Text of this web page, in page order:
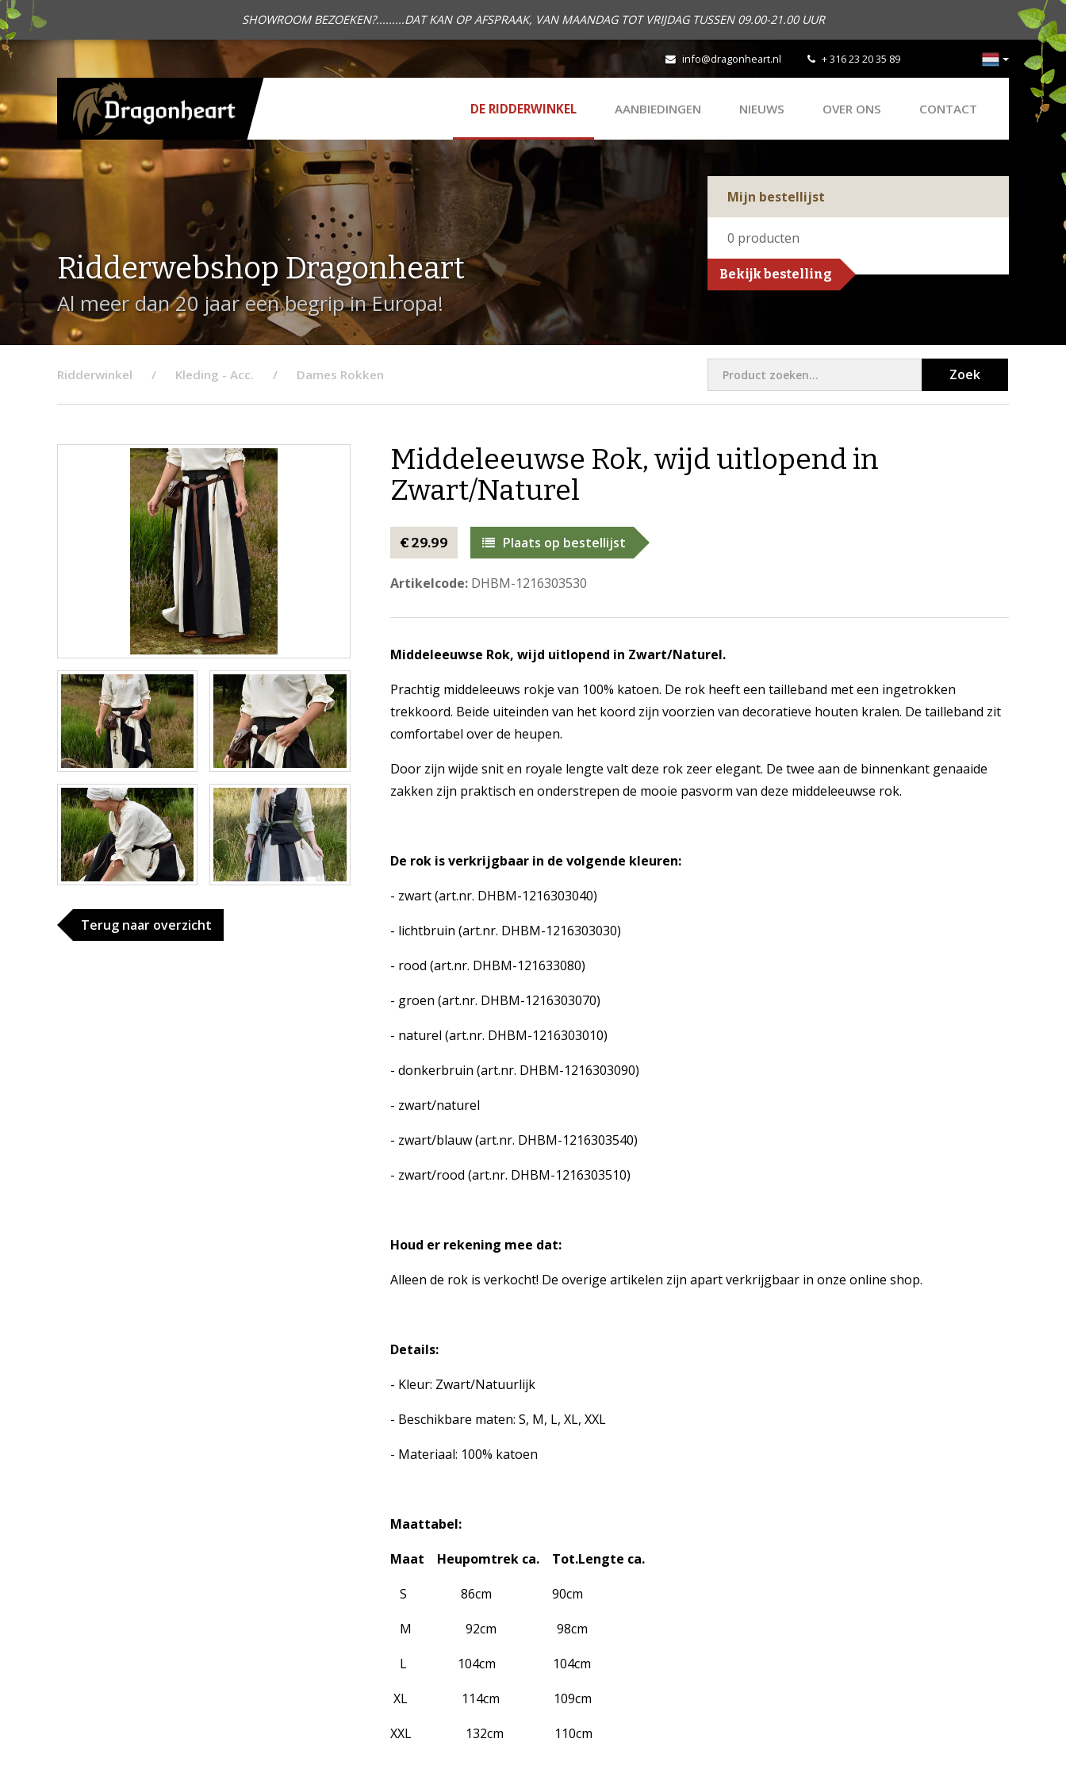
SHOWROOM BEZOEKEN?.........DAT KAN OP AFSPRAAK, VAN MAANDAG TOT VRIJDAG TUSSEN 09.00-21.00 UUR
info@dragonheart.nl + 316 23 20 35 89
DE RIDDERWINKEL AANBIEDINGEN NIEUWS OVER ONS CONTACT
Ridderwebshop Dragonheart
Al meer dan 20 jaar een begrip in Europa!
Mijn bestellijst
0 producten
Bekijk bestelling
Ridderwinkel Kleding - Acc. Dames Rokken Zoek
Terug naar overzicht
Middeleeuwse Rok, wijd uitlopend in
Zwart/Naturel
€ 29.99 Plaats op bestellijst
Artikelcode:DHBM-1216303530
Middeleeuwse Rok, wijd uitlopend in Zwart/Naturel.
Prachtig middeleeuws rokje van 100% katoen. De rok heeft een tailleband met een ingetrokken
trekkoord. Beide uiteinden van het koord zijn voorzien van decoratieve houten kralen. De tailleband zit
comfortabel over de heupen.
Door zijn wijde snit en royale lengte valt deze rok zeer elegant. De twee aan de binnenkant genaaide
zakken zijn praktisch en onderstrepen de mooie pasvorm van deze middeleeuwse rok.
De rok is verkrijgbaar in de volgende kleuren:
- zwart (art.nr. DHBM-1216303040)
- lichtbruin (art.nr. DHBM-1216303030)
- rood (art.nr. DHBM-121633080)
- groen (art.nr. DHBM-1216303070)
- naturel (art.nr. DHBM-1216303010)
- donkerbruin (art.nr. DHBM-1216303090)
- zwart/naturel
- zwart/blauw (art.nr. DHBM-1216303540)
- zwart/rood (art.nr. DHBM-1216303510)
Houd er rekening mee dat:
Alleen de rok is verkocht! De overige artikelen zijn apart verkrijgbaar in onze online shop.
Details:
- Kleur: Zwart/Natuurlijk
- Beschikbare maten: S, M, L, XL, XXL
- Materiaal: 100% katoen
Maattabel:
Maat Heupomtrek ca. Tot.Lengte ca.
S 86cm 90cm
M 92cm 98cm
L 104cm 104cm
XL 114cm 109cm
XXL 132cm 110cm